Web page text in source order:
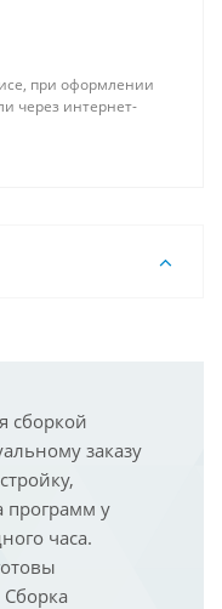
при оформлении
через интернет-
сборкой
заказу
программ у
часа.